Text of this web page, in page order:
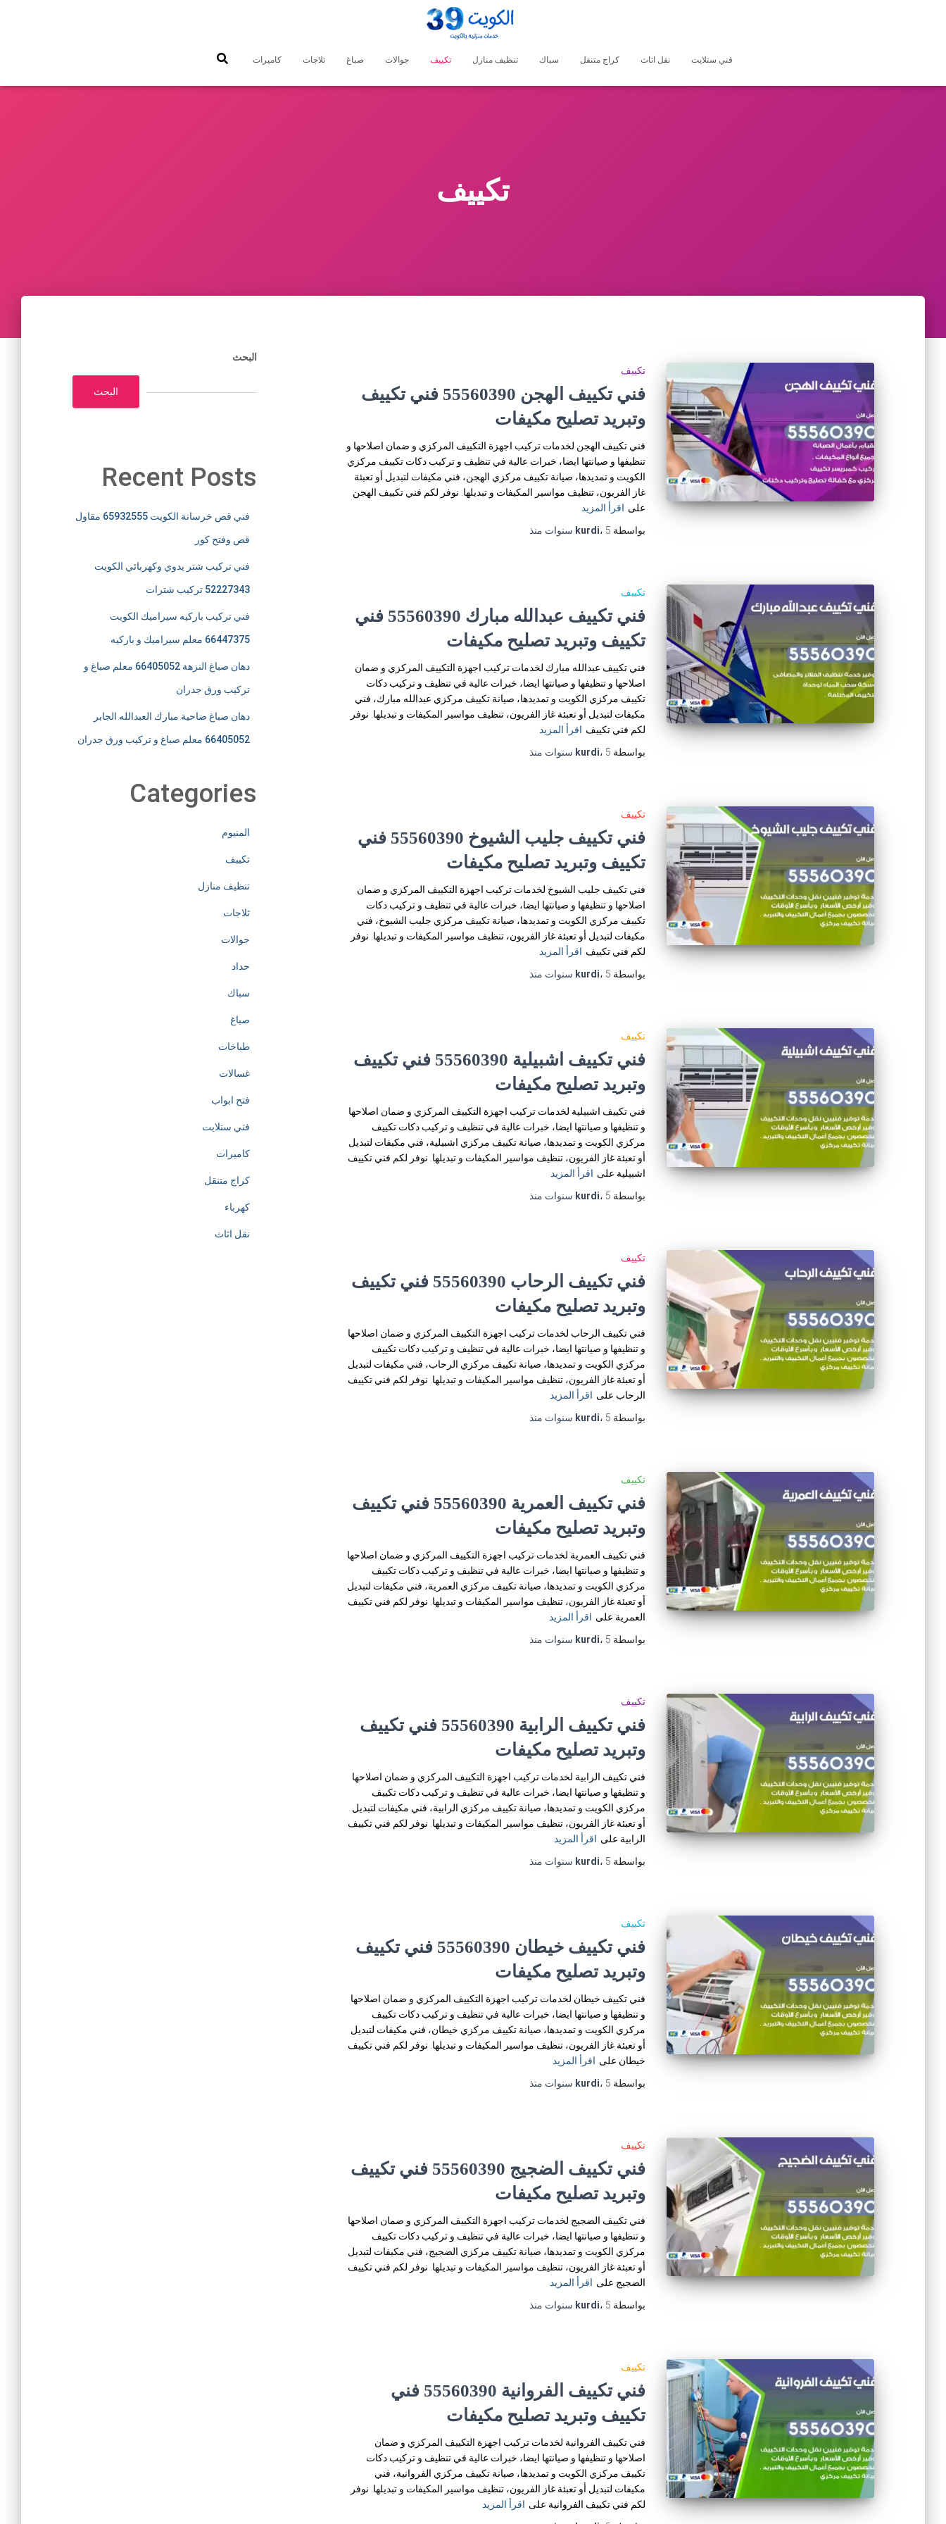
فني ستلايت نقل اثاث كراج متنقل سباك تنظيف منازل تكييف جوالات صباغ ثلاجات كاميرات
تكييف
تكييف
فني تكييف الهجن 55560390 فني تكييف
وتبريد تصليح مكيفات
فني تكييف الهجن لخدمات تركيب اجهزة التكييف المركزي و ضمان اصلاحها و
تنظيفها و صيانتها ايضا، خبرات عالية في تنظيف و تركيب دكات تكييف مركزي
الكويت و تمديدها، صيانة تكييف مركزي الهجن، فني مكيفات لتبديل أو تعبئة
غاز الفريون، تنظيف مواسير المكيفات و تبديلها. نوفر لكم فني تكييف الهجن
على اقرأ المزيد
بواسطة
kurdi، 5 سنوات منذ
تكييف
فني تكييف عبدالله مبارك 55560390 فني
تكييف وتبريد تصليح مكيفات
فني تكييف عبدالله مبارك لخدمات تركيب اجهزة التكييف المركزي و ضمان
اصلاحها و تنظيفها و صيانتها ايضا، خبرات عالية في تنظيف و تركيب دكات
تكييف مركزي الكويت و تمديدها، صيانة تكييف مركزي عبدالله مبارك، فني
مكيفات لتبديل أو تعبئة غاز الفريون، تنظيف مواسير المكيفات و تبديلها. نوفر
لكم فني تكييف اقرأ المزيد
بواسطة
kurdi، 5 سنوات منذ
تكييف
فني تكييف جليب الشيوخ 55560390 فني
تكييف وتبريد تصليح مكيفات
فني تكييف جليب الشيوخ لخدمات تركيب اجهزة التكييف المركزي و ضمان
اصلاحها و تنظيفها و صيانتها ايضا، خبرات عالية في تنظيف و تركيب دكات
تكييف مركزي الكويت و تمديدها، صيانة تكييف مركزي جليب الشيوخ، فني
مكيفات لتبديل أو تعبئة غاز الفريون، تنظيف مواسير المكيفات و تبديلها. نوفر
لكم فني تكييف اقرأ المزيد
بواسطة
kurdi، 5 سنوات منذ
تكييف
فني تكييف اشبيلية 55560390 فني تكييف
وتبريد تصليح مكيفات
فني تكييف اشبيلية لخدمات تركيب اجهزة التكييف المركزي و ضمان اصلاحها
و تنظيفها و صيانتها ايضا، خبرات عالية في تنظيف و تركيب دكات تكييف
مركزي الكويت و تمديدها، صيانة تكييف مركزي اشبيلية، فني مكيفات لتبديل
أو تعبئة غاز الفريون، تنظيف مواسير المكيفات و تبديلها. نوفر لكم فني تكييف
اشبيلية على اقرأ المزيد
بواسطة
kurdi، 5 سنوات منذ
تكييف
فني تكييف الرحاب 55560390 فني تكييف
وتبريد تصليح مكيفات
فني تكييف الرحاب لخدمات تركيب اجهزة التكييف المركزي و ضمان اصلاحها
و تنظيفها و صيانتها ايضا، خبرات عالية في تنظيف و تركيب دكات تكييف
مركزي الكويت و تمديدها، صيانة تكييف مركزي الرحاب، فني مكيفات لتبديل
أو تعبئة غاز الفريون، تنظيف مواسير المكيفات و تبديلها. نوفر لكم فني تكييف
الرحاب على اقرأ المزيد
بواسطة
kurdi، 5 سنوات منذ
تكييف
فني تكييف العمرية 55560390 فني تكييف
وتبريد تصليح مكيفات
فني تكييف العمرية لخدمات تركيب اجهزة التكييف المركزي و ضمان اصلاحها
و تنظيفها و صيانتها ايضا، خبرات عالية في تنظيف و تركيب دكات تكييف
مركزي الكويت و تمديدها، صيانة تكييف مركزي العمرية، فني مكيفات لتبديل
أو تعبئة غاز الفريون، تنظيف مواسير المكيفات و تبديلها. نوفر لكم فني تكييف
العمرية على اقرأ المزيد
بواسطة
kurdi، 5 سنوات منذ
تكييف
فني تكييف الرابية 55560390 فني تكييف
وتبريد تصليح مكيفات
فني تكييف الرابية لخدمات تركيب اجهزة التكييف المركزي و ضمان اصلاحها
و تنظيفها و صيانتها ايضا، خبرات عالية في تنظيف و تركيب دكات تكييف
مركزي الكويت و تمديدها، صيانة تكييف مركزي الرابية، فني مكيفات لتبديل
أو تعبئة غاز الفريون، تنظيف مواسير المكيفات و تبديلها. نوفر لكم فني تكييف
الرابية على اقرأ المزيد
بواسطة
kurdi، 5 سنوات منذ
تكييف
فني تكييف خيطان 55560390 فني تكييف
وتبريد تصليح مكيفات
فني تكييف خيطان لخدمات تركيب اجهزة التكييف المركزي و ضمان اصلاحها
و تنظيفها و صيانتها ايضا، خبرات عالية في تنظيف و تركيب دكات تكييف
مركزي الكويت و تمديدها، صيانة تكييف مركزي خيطان، فني مكيفات لتبديل
أو تعبئة غاز الفريون، تنظيف مواسير المكيفات و تبديلها. نوفر لكم فني تكييف
خيطان على اقرأ المزيد
بواسطة
kurdi، 5 سنوات منذ
تكييف
فني تكييف الضجيج 55560390 فني تكييف
وتبريد تصليح مكيفات
فني تكييف الضجيج لخدمات تركيب اجهزة التكييف المركزي و ضمان اصلاحها
و تنظيفها و صيانتها ايضا، خبرات عالية في تنظيف و تركيب دكات تكييف
مركزي الكويت و تمديدها، صيانة تكييف مركزي الضجيج، فني مكيفات لتبديل
أو تعبئة غاز الفريون، تنظيف مواسير المكيفات و تبديلها. نوفر لكم فني تكييف
الضجيج على اقرأ المزيد
بواسطة
kurdi، 5 سنوات منذ
تكييف
فني تكييف الفروانية 55560390 فني
تكييف وتبريد تصليح مكيفات
فني تكييف الفروانية لخدمات تركيب اجهزة التكييف المركزي و ضمان
اصلاحها و تنظيفها و صيانتها ايضا، خبرات عالية في تنظيف و تركيب دكات
تكييف مركزي الكويت و تمديدها، صيانة تكييف مركزي الفروانية، فني
مكيفات لتبديل أو تعبئة غاز الفريون، تنظيف مواسير المكيفات و تبديلها. نوفر
لكم فني تكييف الفروانية على اقرأ المزيد
البحث
البحث
Recent Posts
فني قص خرسانة الكويت 65932555 مقاول
قص وفتح كور
فني تركيب شتر يدوي وكهربائي الكويت
52227343 تركيب شترات
فني تركيب باركيه سيراميك الكويت
66447375 معلم سيراميك و باركيه
دهان صباغ النزهة 66405052 معلم صباغ و
تركيب ورق جدران
دهان صباغ ضاحية مبارك العبدالله الجابر
66405052 معلم صباغ و تركيب ورق جدران
Categories
المنيوم
تكييف
تنظيف منازل
ثلاجات
جوالات
حداد
سباك
صباغ
طباخات
غسالات
فتح ابواب
فني ستلايت
كاميرات
كراج متنقل
كهرباء
نقل اثاث